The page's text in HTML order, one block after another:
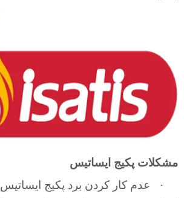
مشکلات پکیج ایساتیس
·
عدم کار کردن برد پکیج ایساتیس